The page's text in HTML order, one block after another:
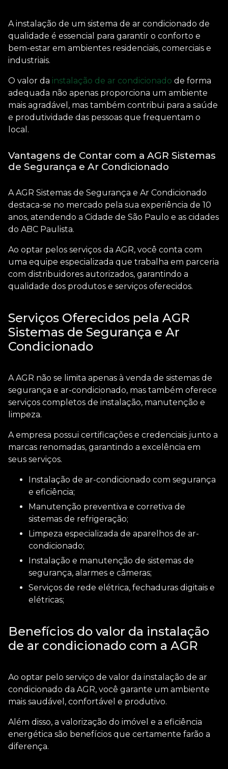
A instalação de um sistema de ar condicionado de
qualidade é essencial para garantir o conforto e
bem-estar em ambientes residenciais, comerciais e
industriais.
O valor da instalação de ar condicionado de forma
adequada não apenas proporciona um ambiente
mais agradável, mas também contribui para a saúde
e produtividade das pessoas que frequentam o
local.
Vantagens de Contar com a AGR Sistemas
de Segurança e Ar Condicionado
A AGR Sistemas de Segurança e Ar Condicionado
destaca-se no mercado pela sua experiência de 10
anos, atendendo a Cidade de São Paulo e as cidades
do ABC Paulista.
Ao optar pelos serviços da AGR, você conta com
uma equipe especializada que trabalha em parceria
com distribuidores autorizados, garantindo a
qualidade dos produtos e serviços oferecidos.
Serviços Oferecidos pela AGR
Sistemas de Segurança e Ar
Condicionado
A AGR não se limita apenas à venda de sistemas de
segurança e ar-condicionado, mas também oferece
serviços completos de instalação, manutenção e
limpeza.
A empresa possui certificações e credenciais junto a
marcas renomadas, garantindo a excelência em
seus serviços.
Instalação de ar-condicionado com segurança
e eficiência;
Manutenção preventiva e corretiva de
sistemas de refrigeração;
Limpeza especializada de aparelhos de ar-
condicionado;
Instalação e manutenção de sistemas de
segurança, alarmes e câmeras;
Serviços de rede elétrica, fechaduras digitais e
elétricas;
Benefícios do valor da instalação
de ar condicionado com a AGR
Ao optar pelo serviço de valor da instalação de ar
condicionado da AGR, você garante um ambiente
mais saudável, confortável e produtivo.
Além disso, a valorização do imóvel e a eficiência
energética são benefícios que certamente farão a
diferença.